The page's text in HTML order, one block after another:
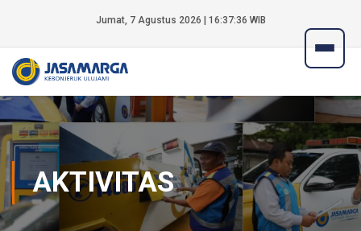
Jumat, 7 Agustus 2026 | 16:37:37 WIB
AKTIVITAS